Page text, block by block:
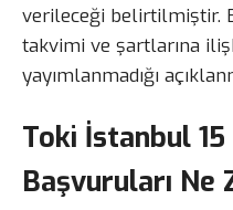
verileceği belirtilmiştir.
takvimi ve şartlarına
yayımlanmadığı
Toki İstanbul
Başvuruları Ne